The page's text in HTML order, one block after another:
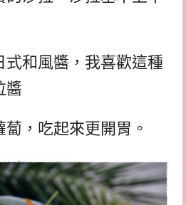
式和風醬，我喜歡這種
醬
，吃起來更開胃。